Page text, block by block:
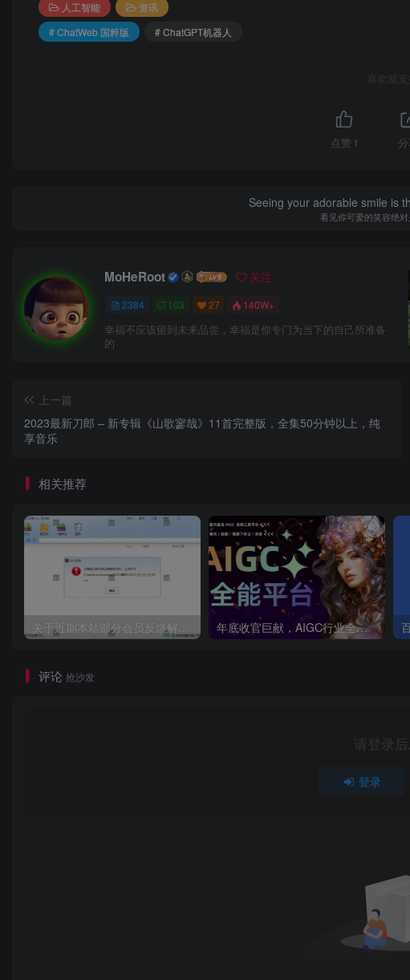
人工智能
资讯
# ChatWeb 国粹版
# ChatGPT机器人
喜欢就
点赞 1
Seeing your adorable smile is
看见你可爱的笑容绝
MoHeRoot 关注
2384 103 27 140W+
幸福不应该留到未来品尝，幸福是你专门为当下的自己所准备
的
上一篇
2023最新刀郎 – 新专辑《山歌寥哉》11首完整版，全集50分钟以上，纯
享音乐
相关推荐
年底收官巨献，AIGC行业全平台设计工具网站正式上线，助力创作者突破创作瓶颈，开启高效创作之旅[已下线]
评论 抢沙发
请登录
登录